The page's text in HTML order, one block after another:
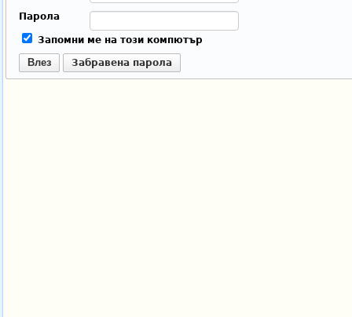
Парола
Запомни ме на този компютър
Влез Забравена парола